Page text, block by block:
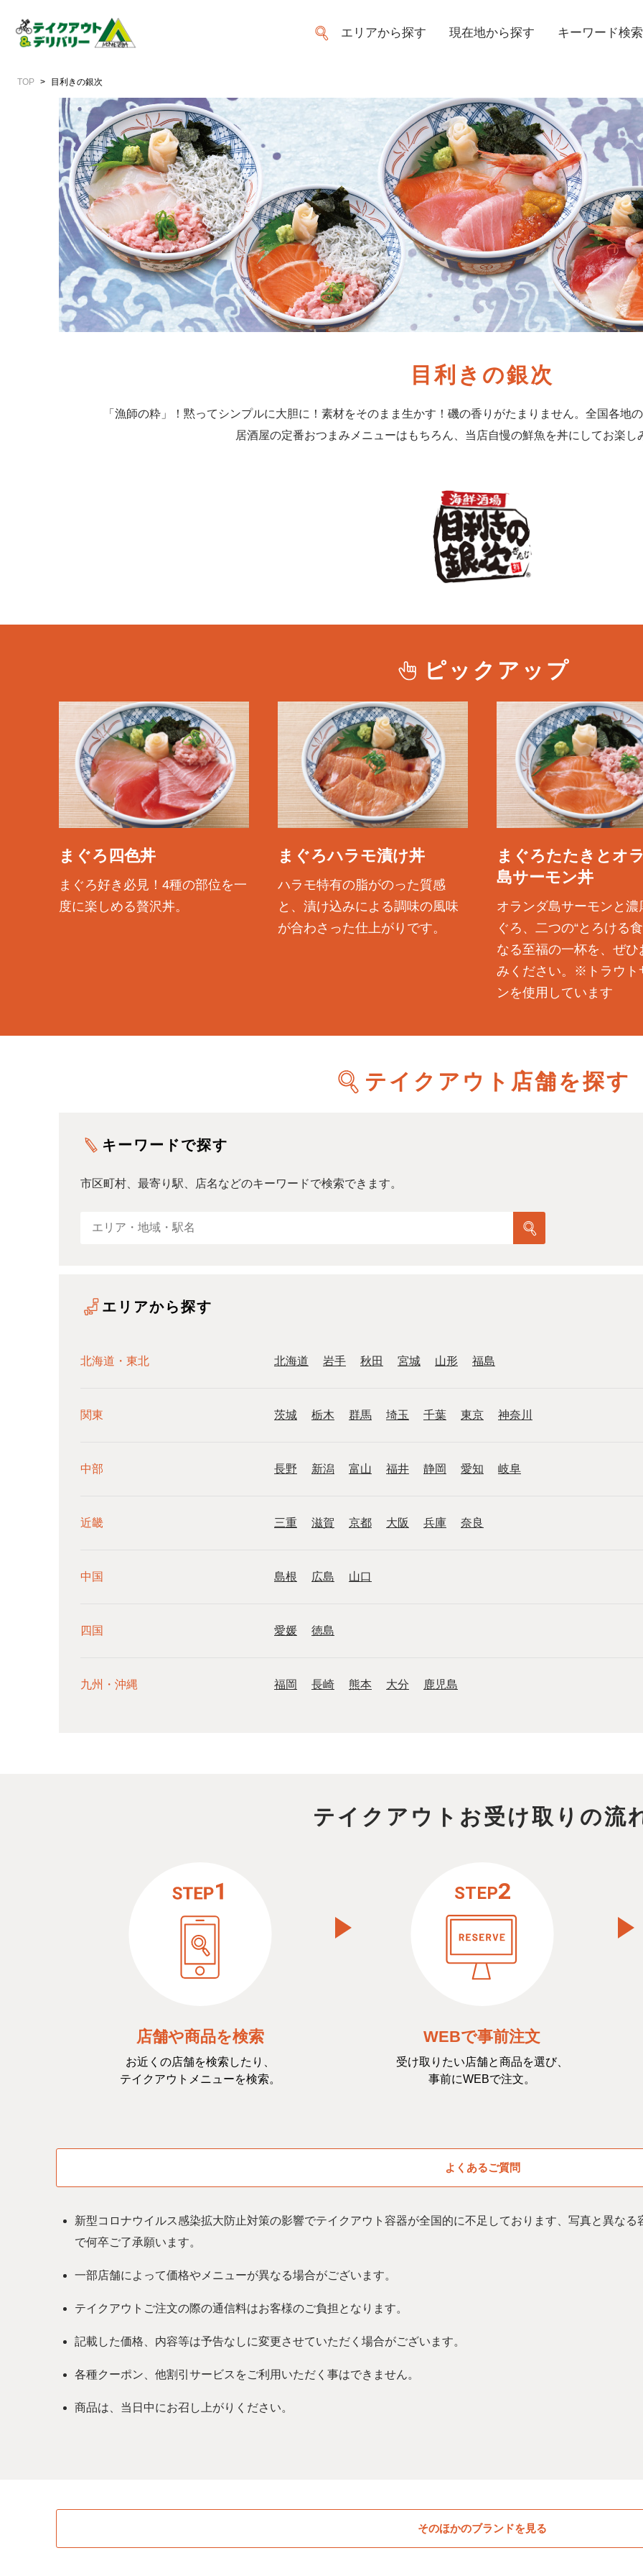
エリアから探す 現在地から探す キーワード検索
TOP 目利きの銀次
目利きの銀次
「漁師の粋」！黙ってシンプルに大胆に！素材をそのまま生かす！磯の香りがたまりません。全国各地
居酒屋の定番おつまみメニューはもちろん、当店自慢の鮮魚を丼にしてお楽し
ピックアップ
まぐろ四色丼
まぐろ好き必見！4種の部位を一
度に楽しめる贅沢丼。
まぐろハラモ漬け丼
ハラモ特有の脂がのった質感
と、漬け込みによる調味の風味
が合わさった仕上がりです。
まぐろたたきとオ
島サーモン丼
オランダ島サーモンと濃
ぐろ、二つの“とろける
なる至福の一杯を、ぜひ
みください。※トラウト
ンを使用しています
テイクアウト店舗を探す
キーワードで探す
市区町村、最寄り駅、店名などのキーワードで検索できます。
エリアから探す
北海道・東北 北海道 岩手 秋田 宮城 山形 福島
関東 茨城 栃木 群馬 埼玉 千葉 東京 神奈川
中部 長野 新潟 富山 福井 静岡 愛知 岐阜
近畿 三重 滋賀 京都 大阪 兵庫 奈良
中国 島根 広島 山口
四国 愛媛 徳島
九州・沖縄 福岡 長崎 熊本 大分 鹿児島
テイクアウトお受け取りの流
店舗や商品を検索
お近くの店舗を検索したり、
テイクアウトメニューを検索。
WEBで事前注文
受け取りたい店舗と商品を選び、
事前にWEBで注文。
よくあるご質問
新型コロナウイルス感染拡⼤防⽌対策の影響でテイクアウト容器が全国的に不足しております、写真と異な
で何卒ご了承願います。
一部店舗によって価格やメニューが異なる場合がございます。
テイクアウトご注文の際の通信料はお客様のご負担となります。
記載した価格、内容等は予告なしに変更させていただく場合がございます。
各種クーポン、他割引サービスをご利用いただく事はできません。
商品は、当日中にお召し上がりください。
そのほかのブランドを見る